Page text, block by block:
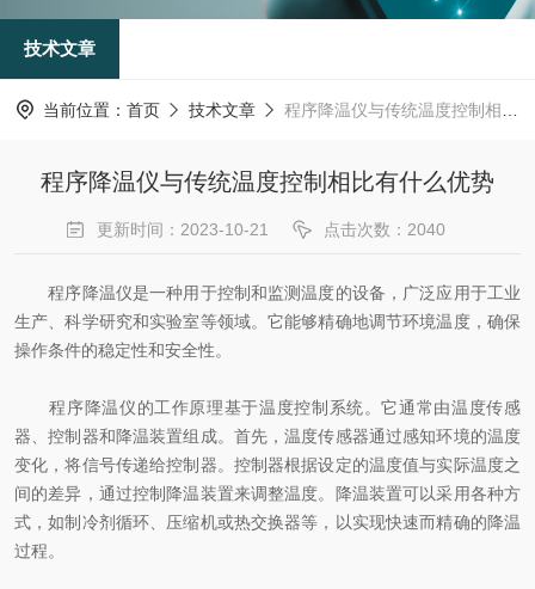
技术文章
当前位置： 首页 技术文章 程序降温仪与传统温度控制相比有什么优势
程序降温仪与传统温度控制相比有什么优势
更新时间：2023-10-21 点击次数：2040
程序降温仪是一种用于控制和监测温度的设备，广泛应用于工业
生产、科学研究和实验室等领域。它能够精确地调节环境温度，确保
操作条件的稳定性和安全性。
程序降温仪的工作原理基于温度控制系统。它通常由温度传感
器、控制器和降温装置组成。首先，温度传感器通过感知环境的温度
变化，将信号传递给控制器。控制器根据设定的温度值与实际温度之
间的差异，通过控制降温装置来调整温度。降温装置可以采用各种方
式，如制冷剂循环、压缩机或热交换器等，以实现快速而精确的降温
过程。